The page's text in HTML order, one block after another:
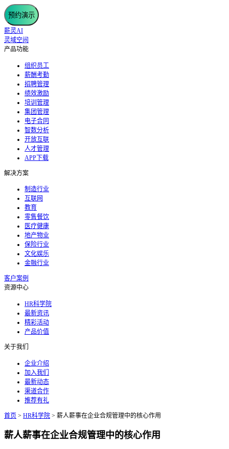
预约演示
薪灵AI
灵域空间
产品功能
组织员工
薪酬考勤
招聘管理
绩效激励
培训管理
集团管理
电子合同
智数分析
开放互联
人才管理
APP下载
解决方案
制造行业
互联网
教育
零售餐饮
医疗健康
地产物业
保险行业
文化娱乐
金融行业
客户案例
资源中心
HR科学院
最新资讯
精彩活动
产品价值
关于我们
企业介绍
加入我们
最新动态
渠道合作
推荐有礼
首页 > HR科学院 > 薪人薪事在企业合规管理中的核心作用
薪人薪事在企业合规管理中的核心作用